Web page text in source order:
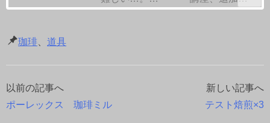
珈琲 道具
投
以前の記事へ
ポーレックス 珈琲ミル
新しい記事へ
テスト焙煎×3